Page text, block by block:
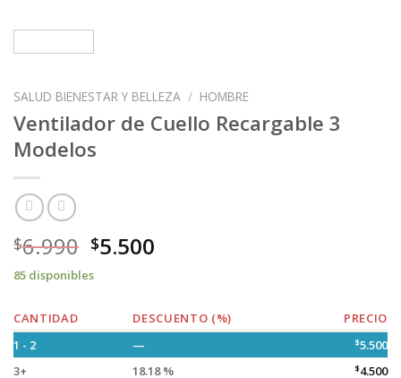
SALUD BIENESTAR Y BELLEZA / HOMBRE
Ventilador de Cuello Recargable 3
Modelos
$6.990 $5.500
85 disponibles
CANTIDAD DESCUENTO (%)
PRECIO
1 - 2
— $5.500
3+
18.18 % $4.500